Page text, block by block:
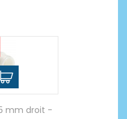
mm droit -